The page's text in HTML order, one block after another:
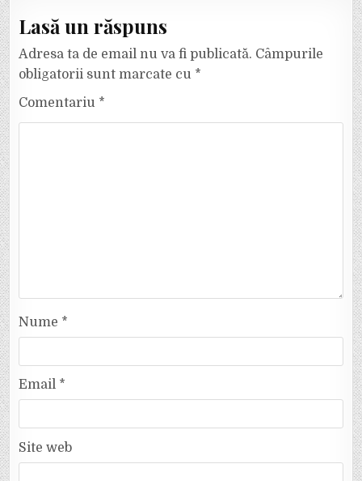
Lasă un răspuns
Adresa ta de email nu va fi publicată. Câmpurile
obligatorii sunt marcate cu *
Comentariu *
Nume *
Email *
Site web